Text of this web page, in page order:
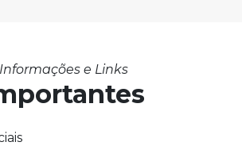
Informações e Links